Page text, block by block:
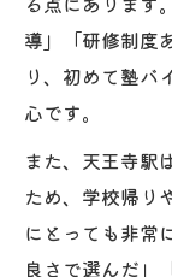
導」「研修制度
り、初めて塾バ
心です。
また、天王寺駅
ため、学校帰り
にとっても非常
良さで選んだ」